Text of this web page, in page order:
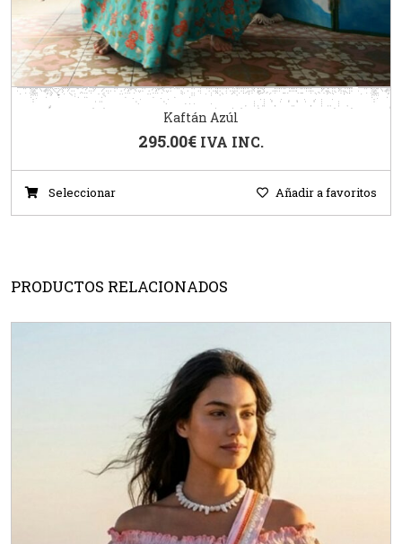
Kaftán Azúl
295.00€ IVA INC.
Seleccionar Añadir a favoritos
PRODUCTOS RELACIONADOS